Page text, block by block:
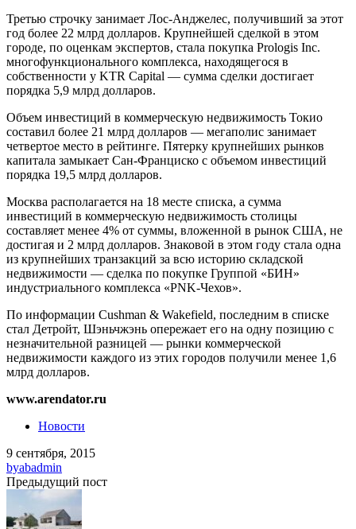
Третью строчку занимает Лос-Анджелес, получивший за этот
год более 22 млрд долларов. Крупнейшей сделкой в этом
городе, по оценкам экспертов, стала покупка Prologis Inc.
многофункционального комплекса, находящегося в
собственности у KTR Capital — сумма сделки достигает
порядка 5,9 млрд долларов.
Объем инвестиций в коммерческую недвижимость Токио
составил более 21 млрд долларов — мегаполис занимает
четвертое место в рейтинге. Пятерку крупнейших рынков
капитала замыкает Сан-Франциско с объемом инвестиций
порядка 19,5 млрд долларов.
Москва располагается на 18 месте списка, а сумма
инвестиций в коммерческую недвижимость столицы
составляет менее 4% от суммы, вложенной в рынок США, не
достигая и 2 млрд долларов. Знаковой в этом году стала одна
из крупнейших транзакций за всю историю складской
недвижимости — сделка по покупке Группой «БИН»
индустриального комплекса «PNK-Чехов».
По информации Cushman & Wakefield, последним в списке
стал Детройт, Шэньчжэнь опережает его на одну позицию с
незначительной разницей — рынки коммерческой
недвижимости каждого из этих городов получили менее 1,6
млрд долларов.
www.arendator.ru
Новости
9 сентября, 2015
byabadmin
Предыдущий пост